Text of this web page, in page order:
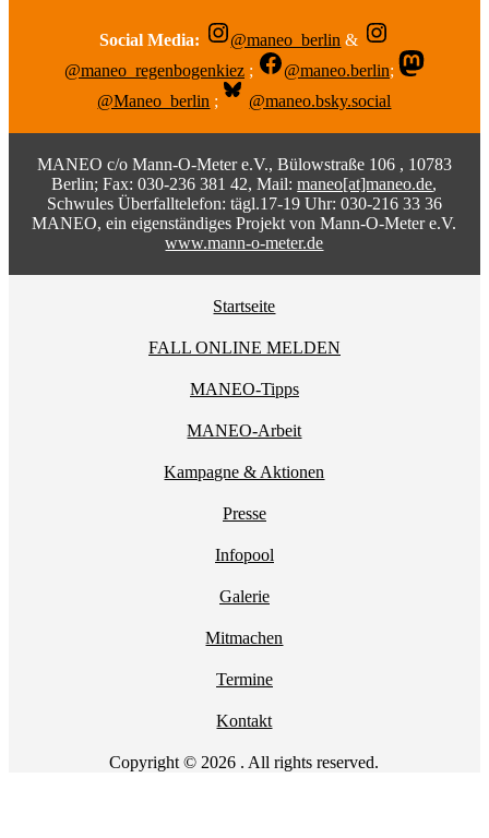
Social Media: @maneo_berlin &
@maneo_regenbogenkiez ; @maneo.berlin;
@Maneo_berlin ; @maneo.bsky.social
MANEO c/o Mann-O-Meter e.V., Bülowstraße 106 , 10783
Berlin; Fax: 030-236 381 42, Mail:maneo[at]maneo.de,
Schwules Überfalltelefon: tägl.17-19 Uhr: 030-216 33 36
MANEO, ein eigenständiges Projekt von Mann-O-Meter e.V.
www.mann-o-meter.de
Startseite
FALL ONLINE MELDEN
MANEO-Tipps
MANEO-Arbeit
Kampagne & Aktionen
Presse
Infopool
Galerie
Mitmachen
Termine
Kontakt
Copyright © 2026 . All rights reserved.